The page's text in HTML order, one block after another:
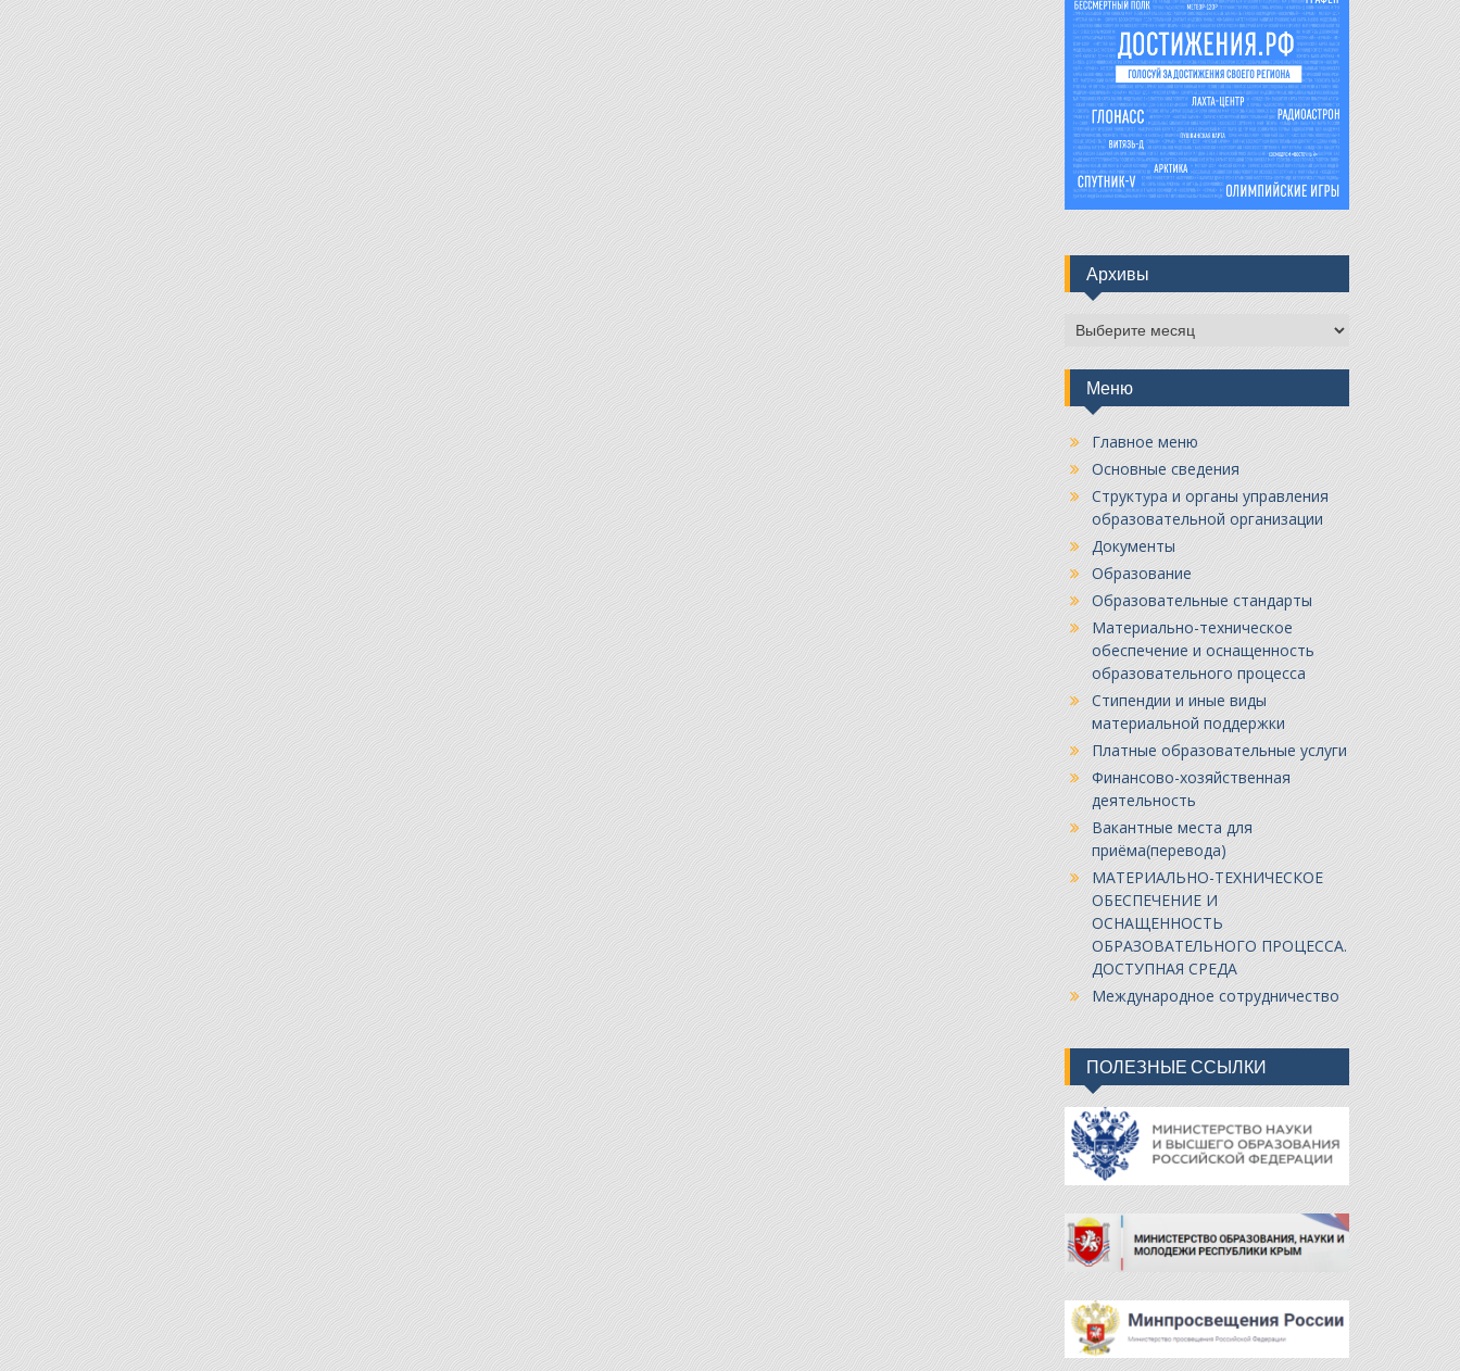
Архивы
Архивы
Меню
Главное меню
Основные сведения
Структура и органы управления
образовательной организации
Документы
Образование
Образовательные стандарты
Материально-техническое
обеспечение и оснащенность
образовательного процесса
Стипендии и иные виды
материальной поддержки
Платные образовательные услуги
Финансово-хозяйственная
деятельность
Вакантные места для
приёма(перевода)
МАТЕРИАЛЬНО-ТЕХНИЧЕСКОЕ
ОБЕСПЕЧЕНИЕ И
ОСНАЩЕННОСТЬ
ОБРАЗОВАТЕЛЬНОГО ПРОЦЕССА.
ДОСТУПНАЯ СРЕДА
Международное сотрудничество
ПОЛЕЗНЫЕ ССЫЛКИ